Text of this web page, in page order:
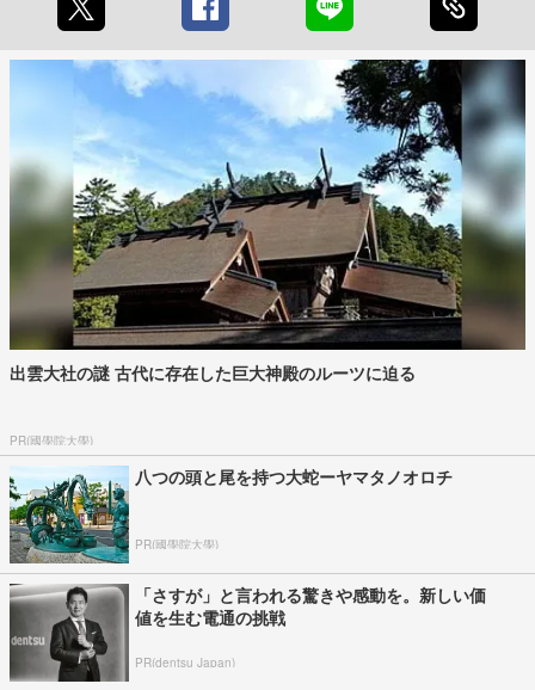
出雲大社の謎 古代に存在した巨大神殿のルーツに迫る
PR(國學院大學)
八つの頭と尾を持つ大蛇ーヤマタノオロチ
PR(國學院大學)
「さすが」と言われる驚きや感動を。新しい価
値を生む電通の挑戦
PR(dentsu Japan)